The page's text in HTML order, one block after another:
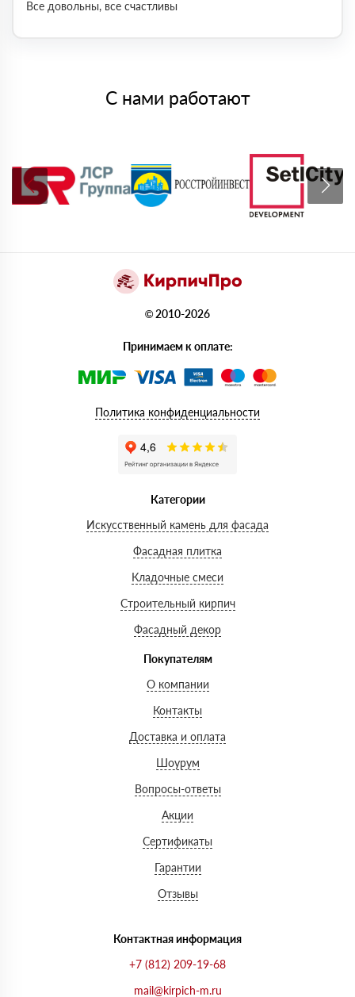
Все довольны, все счастливы
С нами работают
© 2010-2026
Принимаем к оплате:
Политика конфиденциальности
Категории
Искусственный камень для фасада
Фасадная плитка
Кладочные смеси
Строительный кирпич
Фасадный декор
Покупателям
О компании
Контакты
Доставка и оплата
Шоурум
Вопросы-ответы
Акции
Сертификаты
Гарантии
Отзывы
Контактная информация
+7 (812) 209-19-68
mail@kirpich-m.ru